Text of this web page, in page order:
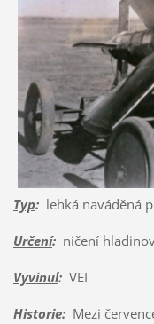
Typ:lehká naváděná
Určení:ničení
Vyvinul:VEI
Historie:Mezi